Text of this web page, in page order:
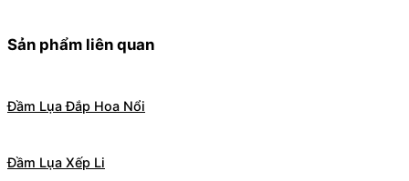
Sản phẩm liên quan
Đầm Lụa Đắp Hoa Nổi
Đầm Lụa Xếp Li